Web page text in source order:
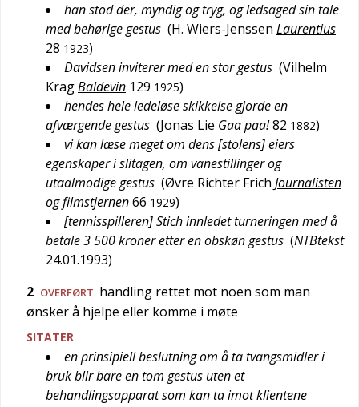
han stod der, myndig og tryg, og ledsaged sin tale
med behørige gestus (H. Wiers-Jenssen Laurentius
28 1923)
Davidsen inviterer med en stor gestus (Vilhelm
KragBaldevin 129 1925)
hendes hele ledeløse skikkelse gjorde en
afværgende gestus (Jonas Lie Gaa paa!82 1882)
vi kan læse meget om dens [stolens] eiers
egenskaper i slitagen, om vanestillinger og
utaalmodige gestus (Øvre Richter Frich Journalisten
og filmstjernen66 1929)
[tennisspilleren] Stich innledet turneringen med å
betale 3 500 kroner etter en obskøn gestus (NTBtekst
24.01.1993)
2 OVERFØRT handling rettet mot noen som man
ønsker å hjelpe eller komme i møte
SITATER
en prinsipiell beslutning om å ta tvangsmidler i
bruk blir bare en tom gestus uten et
behandlingsapparat som kan ta imot klientene